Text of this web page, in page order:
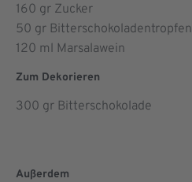
160 gr Zucker
50 gr Bitterschokoladentropfen
120 ml Marsalawein
Zum Dekorieren
300 gr Bitterschokolade
Außerdem